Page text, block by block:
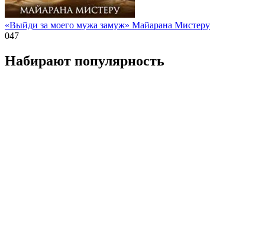
«Выйди за моего мужа замуж» Майарана Мистеру
047
Набирают популярность